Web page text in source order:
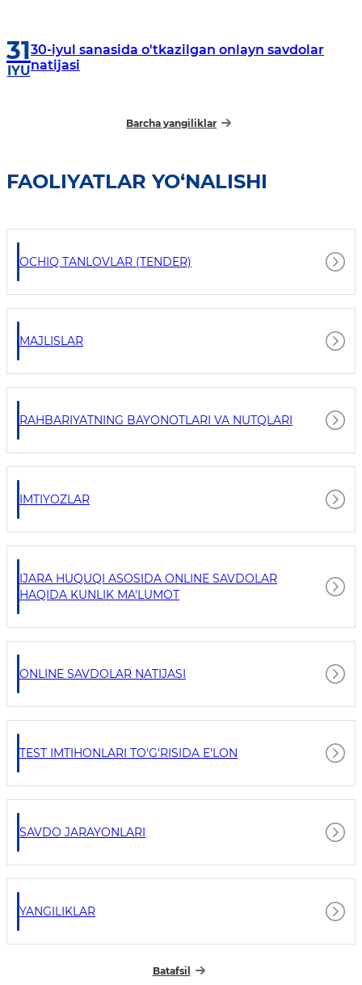
31
IYU
30-iyul sanasida o'tkazilgan onlayn savdolar
natijasi
Barcha yangiliklar
FAOLIYATLAR YO‘NALISHI
OCHIQ TANLOVLAR (TENDER)
MAJLISLAR
RAHBARIYATNING BAYONOTLARI VA NUTQLARI
IMTIYOZLAR
IJARA HUQUQI ASOSIDA ONLINE SAVDOLAR
HAQIDA KUNLIK MA'LUMOT
ONLINE SAVDOLAR NATIJASI
TEST IMTIHONLARI TO'G'RISIDA E'LON
SAVDO JARAYONLARI
YANGILIKLAR
Batafsil